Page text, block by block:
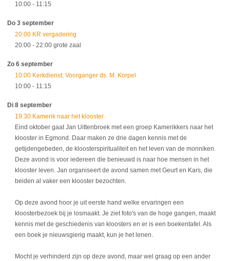
10:00 - 11:15
Do 3 september
20:00 KR vergadering
20:00 - 22:00 grote zaal
Zo 6 september
10:00 Kerkdienst; Voorganger ds. M. Korpel
10:00 - 11:15
Di 8 september
19:30 Kamerik naar het klooster
Eind oktober gaat Jan Uittenbroek met een groep Kamerikkers naar het
klooster in Egmond. Daar maken ze drie dagen kennis met de
getijdengebeden, de kloosterspiritualiteit en het leven van de monniken.
Deze avond is voor iedereen die benieuwd is naar hoe mensen in het
klooster leven. Jan organiseert de avond samen met Geurt en Kars, die
beiden al vaker een klooster bezochten.
Op deze avond hoor je uit eerste hand welke ervaringen een
kloosterbezoek bij je losmaakt. Je ziet foto's van de hoge gangen, maakt
kennis met de geschiedenis van kloosters en er is een boekentafel. Als
een boek je nieuwsgierig maakt, kun je het lenen.
Mocht je verhinderd zijn op deze avond, maar wel graag op een ander